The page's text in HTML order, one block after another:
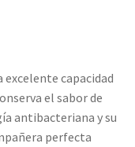
excelente capacidad
el sabor de
antibacteriana y su
perfecta